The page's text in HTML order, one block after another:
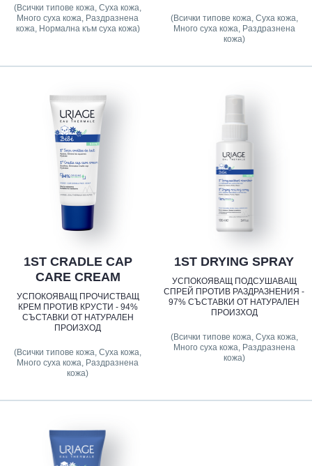
(Всички типове кожа, Суха кожа,
Много суха кожа, Раздразнена
кожа, Нормална към суха кожа)
(Всички типове кожа, Суха кожа,
Много суха кожа, Раздразнена
кожа)
1ST CRADLE CAP
CARE CREAM
УСПОКОЯВАЩ ПРОЧИСТВАЩ
КРЕМ ПРОТИВ КРУСТИ - 94%
СЪСТАВКИ ОТ НАТУРАЛЕН
ПРОИЗХОД
(Всички типове кожа, Суха кожа,
Много суха кожа, Раздразнена
кожа)
1ST DRYING SPRAY
УСПОКОЯВАЩ ПОДСУШАВАЩ
СПРЕЙ ПРОТИВ РАЗДРАЗНЕНИЯ -
97% СЪСТАВКИ ОТ НАТУРАЛЕН
ПРОИЗХОД
(Всички типове кожа, Суха кожа,
Много суха кожа, Раздразнена
кожа)